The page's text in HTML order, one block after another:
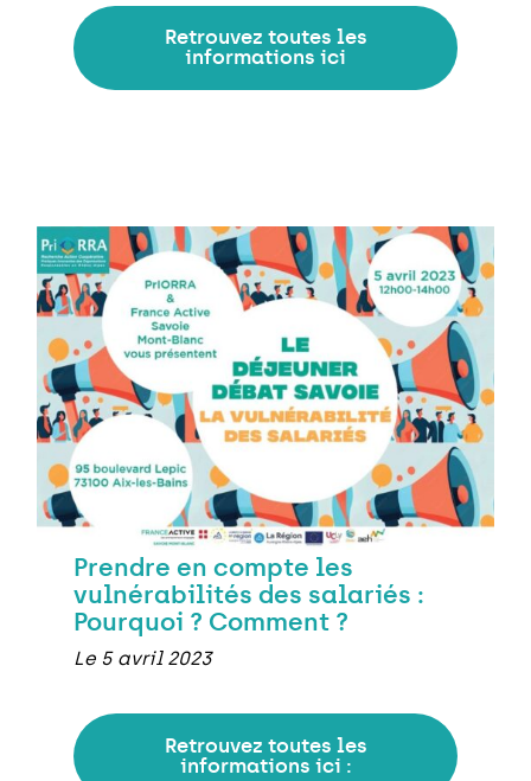
Retrouvez toutes les
informations ici
Prendre en compte les
vulnérabilités des salariés :
Pourquoi ? Comment ?
Le 5 avril 2023
Retrouvez toutes les
informations ici :